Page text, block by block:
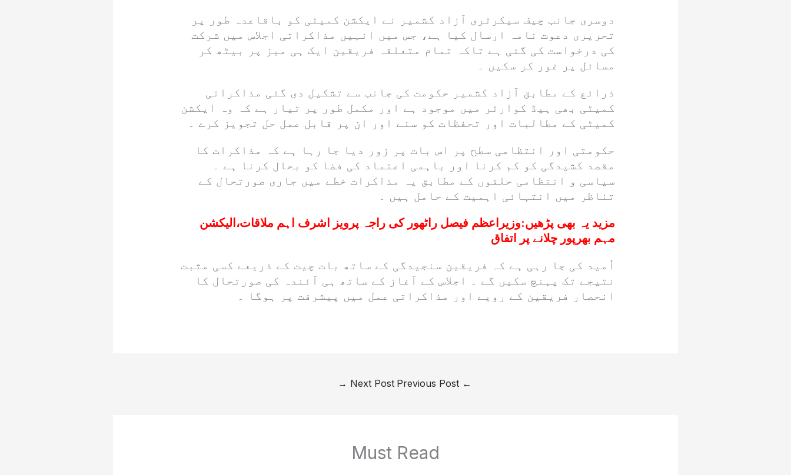
دوسری جانب چیف سیکرٹری آزاد کشمیر نے ایکشن کمیٹی کو باقاعدہ طور پر
تحریری دعوت نامہ ارسال کیا ہے، جس میں انہیں مذاکراتی اجلاس میں شرکت
کی درخواست کی گئی ہے تاکہ تمام متعلقہ فریقین ایک ہی میز پر بیٹھ کر
مسائل پر غور کر سکیں ۔
ذرائع کے مطابق آزاد کشمیر حکومت کی جانب سے تشکیل دی گئی مذاکراتی
کمیٹی بھی ہیڈ کوارٹر میں موجود ہے اور مکمل طور پر تیار ہے کہ وہ ایکشن
کمیٹی کے مطالبات اور تحفظات کو سنے اور ان پر قابل عمل حل تجویز کرے ۔
حکومتی اور انتظامی سطح پر اس بات پر زور دیا جا رہا ہے کہ مذاکرات کا
مقصد کشیدگی کو کم کرنا اور باہمی اعتماد کی فضا کو بحال کرنا ہے ۔
سیاسی و انتظامی حلقوں کے مطابق یہ مذاکرات خطے میں جاری صورتحال کے
تناظر میں انتہائی اہمیت کے حامل ہیں ۔
مزید یہ بھی پڑھیں:وزیراعظم فیصل راٹھور کی راجہ پرویز اشرف اہم ملاقات،الیکشن
مہم بھرپور چلانے پر اتفاق
اُمید کی جا رہی ہے کہ فریقین سنجیدگی کے ساتھ بات چیت کے ذریعے کسی مثبت
نتیجے تک پہنچ سکیں گے ۔ اجلاس کے آغاز کے ساتھ ہی آئندہ کی صورتحال کا
انحصار فریقین کے رویے اور مذاکراتی عمل میں پیشرفت پر ہوگا ۔
←
Next Post
→
Must Read